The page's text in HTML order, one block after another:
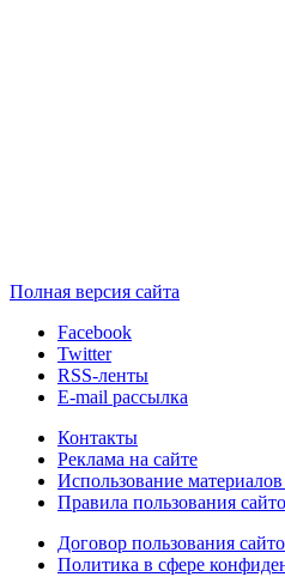
Полная версия сайта
Facebook
Twitter
RSS-ленты
E-mail рассылка
Контакты
Реклама на сайте
Использование
Правила пользования
Договор пользования
Политика в сфере